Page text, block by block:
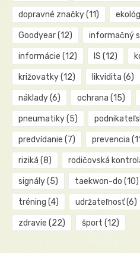
dopravné značky(11)
Goodyear(12) informačný
informácie (12) IS (12)
križovatky(12) likvidita (6)
náklady(6) ochrana (15)
pneumatiky(5)
predvídanie (7) prevencia
riziká (8) rodičovská
signály(5) taekwon-do (10)
tréning (4) udržateľnosť(6)
zdravie (22) šport (12)